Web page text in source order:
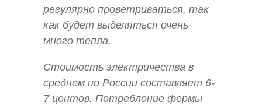
регулярно проветриваться, так
как будет выделяться очень
много тепла.
Стоимость электричества в
среднем по России составляет 6-
7 центов. Потребление фермы